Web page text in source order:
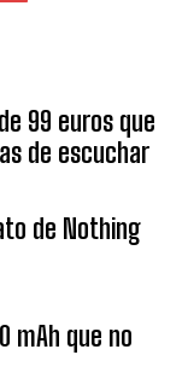
99 euros que
de escuchar
de Nothing
mAh que no